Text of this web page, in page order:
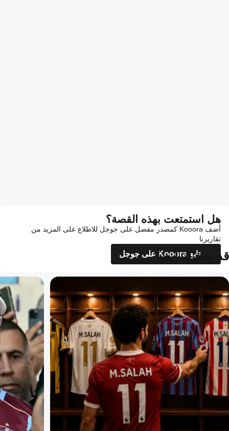
هل استمتعت بهذه القصة؟
أضف Kooora كمصدر مفضل على جوجل للاطلاع على المزيد من
تقاريرنا
تابع Kooora على جوجل
قد يعجبك أيضاً